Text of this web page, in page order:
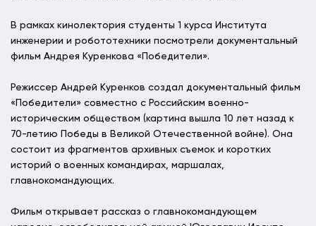
В рамках кинолектория студенты 1 курса Института
инженерии и робототехники посмотрели документальный
фильм Андрея Куренкова «Победители».
Режиссер Андрей Куренков создал документальный фильм
«Победители» совместно с Российским военно-
историческим обществом (картина вышла 10 лет назад к
70-летию Победы в Великой Отечественной войне). Она
состоит из фрагментов архивных съемок и коротких
историй о военных командирах, маршалах,
главнокомандующих.
Фильм открывает рассказ о главнокомандующем